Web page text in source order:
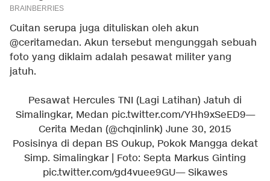
Cuitan serupa juga dituliskan oleh akun
@ceritamedan. Akun tersebut mengunggah sebuah
foto yang diklaim adalah pesawat militer yang
jatuh.
Pesawat Hercules TNI (Lagi Latihan) Jatuh di
Simalingkar, Medan pic.twitter.com/YHh9xSeED9—
Cerita Medan (@chqinlink) June 30, 2015
Posisinya di depan BS Oukup, Pokok Mangga dekat
Simp. Simalingkar | Foto: Septa Markus Ginting
pic.twitter.com/gd4vuee9GU— Sikawes